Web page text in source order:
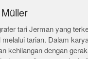
tari Jerman yang
tarian. Dalam
kehilangan dengan